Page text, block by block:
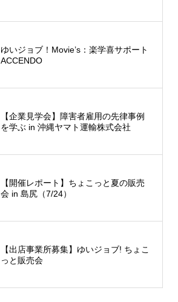
ゆいジョブ！Movie’s：楽学喜サポート
ACCENDO
【企業見学会】障害者雇用の先律事例
を学ぶ in 沖縄ヤマト運輸株式会社
【開催レポート】ちょこっと夏の販売
会 in 島尻（7/24）
【出店事業所募集】ゆいジョブ! ちょこ
っと販売会